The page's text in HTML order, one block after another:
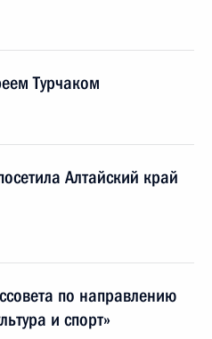
Турчаком
Алтайский край
по направлению
и спорт»